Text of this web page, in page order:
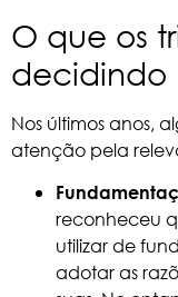
O que os
decidindo
Nos últimos anos,
atenção pela
reconheceu
utilizar de
adotar as